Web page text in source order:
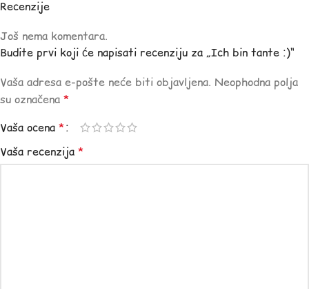
Recenzije
Još nema komentara.
Budite prvi koji će napisati recenziju za „Ich bin tante :)“
Vaša adresa e-pošte neće biti objavljena. Neophodna polja
su označena *
Vaša ocena *
Vaša recenzija *